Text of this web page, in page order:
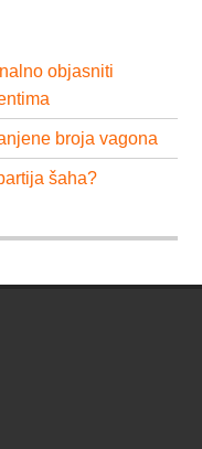
objasniti
broja vagona
šaha?